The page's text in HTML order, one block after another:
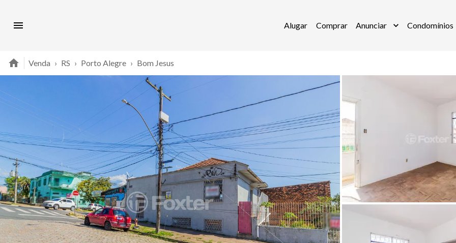
Alugar Comprar Anunciar Condomínios
Venda › RS › Porto Alegre › Bom Jesus